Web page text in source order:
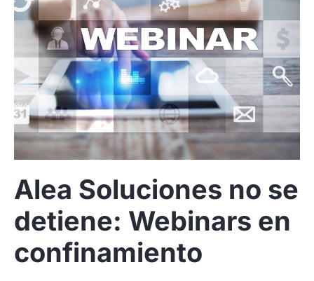
Alea Soluciones no se
detiene: Webinars en
confinamiento